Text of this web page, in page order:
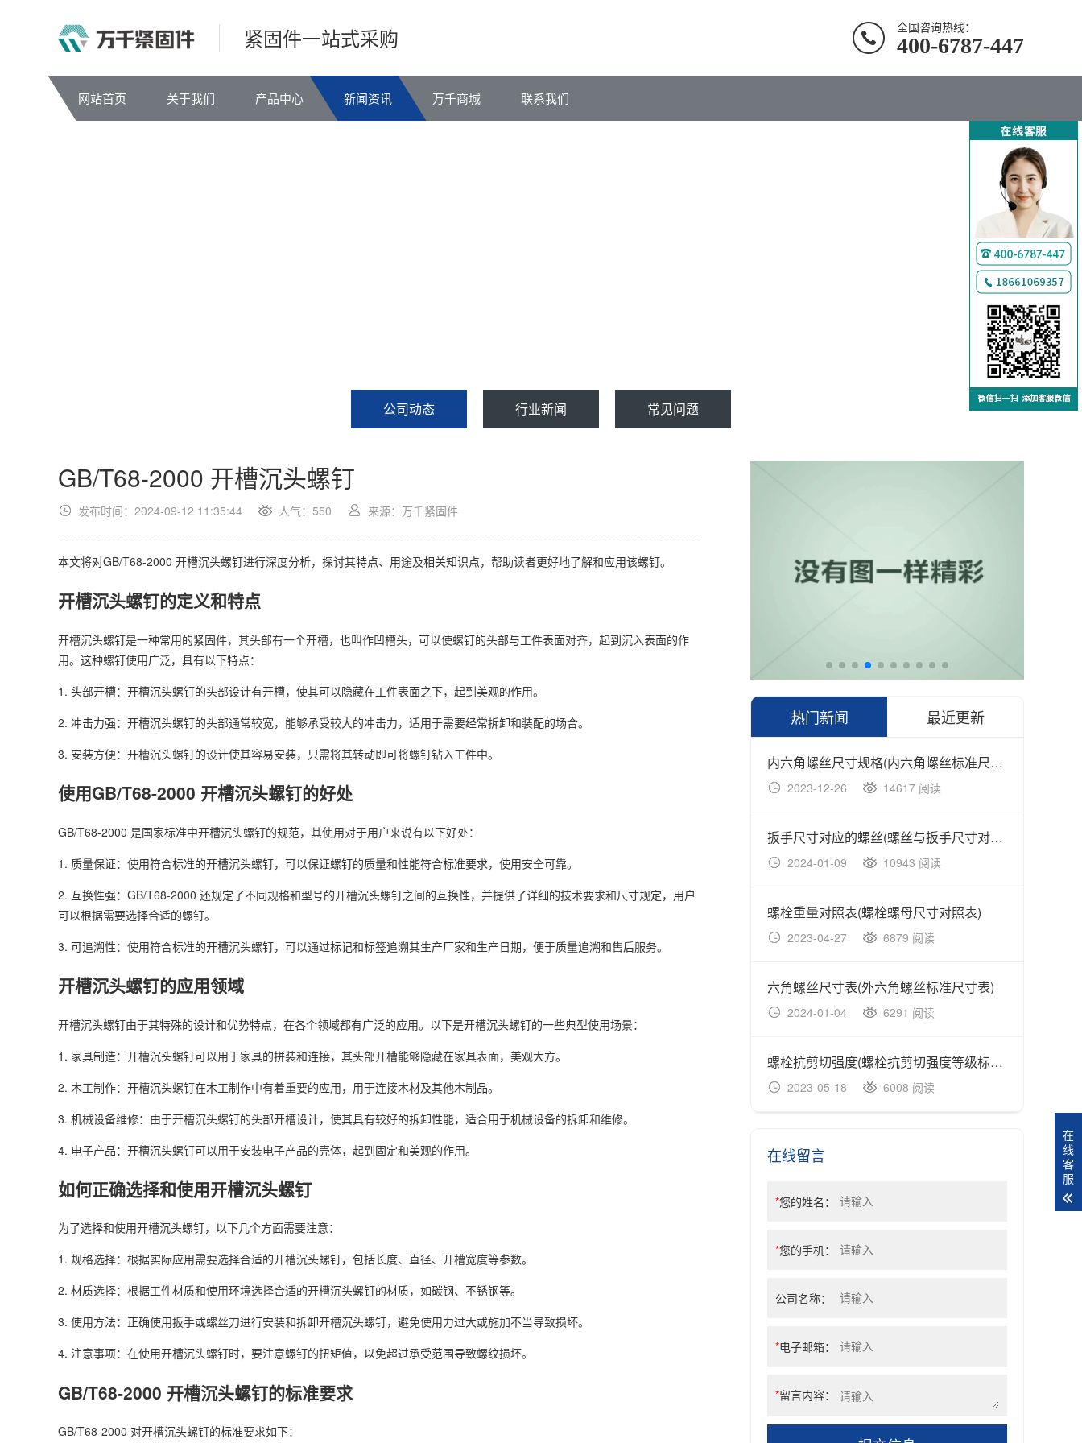
紧固件一站式采购 全国咨询热线：
400-6787-447
网站首页 关于我们 产品中心 新闻资讯 万千商城 联系我们
公司动态 行业新闻 常见问题
GB/T68-2000 开槽沉头螺钉
发布时间：2024-09-12 11:35:44 人气： 550 来源：万千紧固件
本文将对GB/T68-2000 开槽沉头螺钉进行深度分析，探讨其特点、用途及相关知识点，帮助读者更好地了解和应用该螺钉。
开槽沉头螺钉的定义和特点
开槽沉头螺钉是一种常用的紧固件，其头部有一个开槽，也叫作凹槽头，可以使螺钉的头部与工件表面对齐，起到沉入表面的作
用。这种螺钉使用广泛，具有以下特点：
1. 头部开槽：开槽沉头螺钉的头部设计有开槽，使其可以隐藏在工件表面之下，起到美观的作用。
2. 冲击力强：开槽沉头螺钉的头部通常较宽，能够承受较大的冲击力，适用于需要经常拆卸和装配的场合。
3. 安装方便：开槽沉头螺钉的设计使其容易安装，只需将其转动即可将螺钉钻入工件中。
使用GB/T68-2000 开槽沉头螺钉的好处
GB/T68-2000 是国家标准中开槽沉头螺钉的规范，其使用对于用户来说有以下好处：
1. 质量保证：使用符合标准的开槽沉头螺钉，可以保证螺钉的质量和性能符合标准要求，使用安全可靠。
2. 互换性强：GB/T68-2000 还规定了不同规格和型号的开槽沉头螺钉之间的互换性，并提供了详细的技术要求和尺寸规定，用户
可以根据需要选择合适的螺钉。
3. 可追溯性：使用符合标准的开槽沉头螺钉，可以通过标记和标签追溯其生产厂家和生产日期，便于质量追溯和售后服务。
开槽沉头螺钉的应用领域
开槽沉头螺钉由于其特殊的设计和优势特点，在各个领域都有广泛的应用。以下是开槽沉头螺钉的一些典型使用场景：
1. 家具制造：开槽沉头螺钉可以用于家具的拼装和连接，其头部开槽能够隐藏在家具表面，美观大方。
2. 木工制作：开槽沉头螺钉在木工制作中有着重要的应用，用于连接木材及其他木制品。
3. 机械设备维修：由于开槽沉头螺钉的头部开槽设计，使其具有较好的拆卸性能，适合用于机械设备的拆卸和维修。
4. 电子产品：开槽沉头螺钉可以用于安装电子产品的壳体，起到固定和美观的作用。
如何正确选择和使用开槽沉头螺钉
为了选择和使用开槽沉头螺钉，以下几个方面需要注意：
1. 规格选择：根据实际应用需要选择合适的开槽沉头螺钉，包括长度、直径、开槽宽度等参数。
2. 材质选择：根据工件材质和使用环境选择合适的开槽沉头螺钉的材质，如碳钢、不锈钢等。
3. 使用方法：正确使用扳手或螺丝刀进行安装和拆卸开槽沉头螺钉，避免使用力过大或施加不当导致损坏。
4. 注意事项：在使用开槽沉头螺钉时，要注意螺钉的扭矩值，以免超过承受范围导致螺纹损坏。
GB/T68-2000 开槽沉头螺钉的标准要求
GB/T68-2000 对开槽沉头螺钉的标准要求如下：
热门新闻 最近更新
内六角螺丝尺寸规格(内六角螺丝标准尺寸规格表)
2023-12-26 14617 阅读
扳手尺寸对应的螺丝(螺丝与扳手尺寸对照表大全)
2024-01-09 10943 阅读
螺栓重量对照表(螺栓螺母尺寸对照表)
2023-04-27 6879 阅读
六角螺丝尺寸表(外六角螺丝标准尺寸表)
2024-01-04 6291 阅读
螺栓抗剪切强度(螺栓抗剪切强度等级标准对照表)
2023-05-18 6008 阅读
在线留言
*您的姓名：
*您的手机：
公司名称：
*电子邮箱：
*留言内容：
在
线
客
服
工
品